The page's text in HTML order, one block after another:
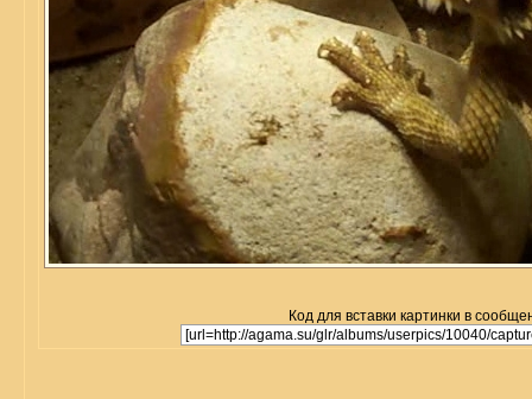
Код для вставки картинки в